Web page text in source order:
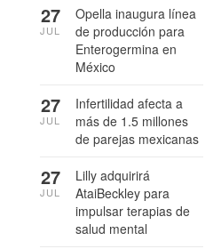
Opella inaugura línea
de producción para
Enterogermina en
México
27
JUL
Infertilidad afecta a
más de 1.5 millones
de parejas mexicanas
27
JUL
Lilly adquirirá
AtaiBeckley para
impulsar terapias de
salud mental
27
JUL